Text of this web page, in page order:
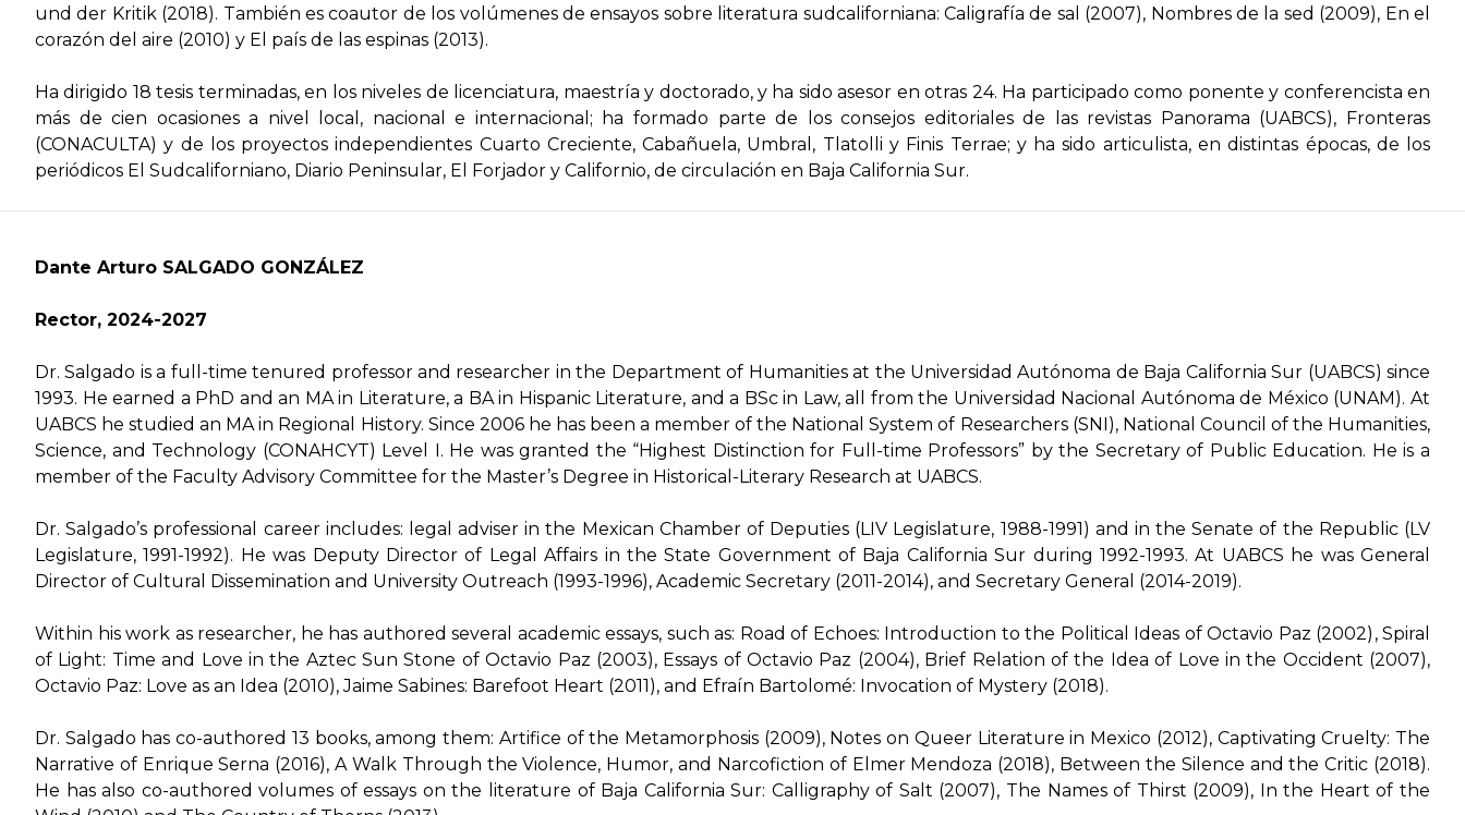
und der Kritik(2018). También es coautor de los volúmenes de ensayos sobre literatura sudcaliforniana:Caligrafía de sal (2007), Nombres de la sed (2009), En el
corazón del aire (2010) y El país de las espinas (2013).
Ha dirigido 18 tesis terminadas, en los niveles de licenciatura, maestría y doctorado, y ha sido asesor en otras 24. Ha participado como ponente y conferencista en
más de cien ocasiones a nivel local, nacional e internacional; ha formado parte de los consejos editoriales de las revistas Panorama (UABCS), Fronteras
(CONACULTA) y de los proyectos independientes Cuarto Creciente,Cabañuela, Umbral , Tlatolli y Finis Terrae; y ha sido articulista, en distintas épocas, de los
periódicos El Sudcaliforniano, Diario Peninsular, El Forjador y Californio, de circulación en Baja California Sur.
Dante Arturo SALGADO GONZÁLEZ
Rector, 2024-2027
Dr. Salgado is a full-time tenured professor and researcher in the Department of Humanities at the Universidad Autónoma de Baja California Sur (UABCS) since
1993. He earned a PhD and an MA in Literature, a BA in Hispanic Literature, and a BSc in Law, all from the Universidad Nacional Autónoma de México (UNAM). At
UABCS he studied an MA in Regional History. Since 2006 he has been a member of the National System of Researchers (SNI), National Council of the Humanities,
Science, and Technology (CONAHCYT) Level I. He was granted the “Highest Distinction for Full-time Professors” by the Secretary of Public Education. He is a
member of the Faculty Advisory Committee for the Master’s Degree in Historical-Literary Research at UABCS.
Dr. Salgado’s professional career includes: legal adviser in the Mexican Chamber of Deputies (LIV Legislature, 1988-1991) and in the Senate of the Republic (LV
Legislature, 1991-1992). He was Deputy Director of Legal Affairs in the State Government of Baja California Sur during 1992-1993. At UABCS he was General
Director of Cultural Dissemination and University Outreach (1993-1996), Academic Secretary (2011-2014), and Secretary General (2014-2019).
Within his work as researcher, he has authored several academic essays, such as: Road of Echoes: Introduction to the Political Ideas of Octavio Paz (2002) ,Spiral
of Light: Time and Love in the Aztec Sun Stone of Octavio Paz (2003), Essays of Octavio Paz (2004), Brief Relation of the Idea of Love in the Occident (2007),
Octavio Paz: Love as an Idea (2010),Jaime Sabines: Barefoot Heart (2011), and Efraín Bartolomé: Invocation of Mystery (2018).
Dr. Salgado has co-authored 13 books, among them: Artifice of the Metamorphosis (2009), Notes on Queer Literature in Mexico (2012), Captivating Cruelty: The
Narrative of Enrique Serna (2016),A Walk Through the Violence, Humor, and Narcofiction of Elmer Mendoza (2018), Between the Silence and the Critic (2018).
He has also co-authored volumes of essays on the literature of Baja California Sur: Calligraphy of Salt (2007), The Names of Thirst (2009), In the Heart of the